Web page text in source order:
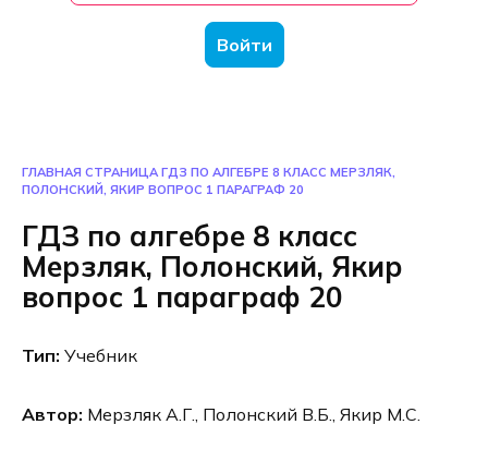
Войти
ГЛАВНАЯ СТРАНИЦА ГДЗ ПО АЛГЕБРЕ 8 КЛАСС МЕРЗЛЯК,
ПОЛОНСКИЙ, ЯКИР ВОПРОС 1 ПАРАГРАФ 20
ГДЗ по алгебре 8 класс
Мерзляк, Полонский, Якир
вопрос 1 параграф 20
Тип: Учебник
Автор: Мерзляк А.Г., Полонский В.Б., Якир М.С.